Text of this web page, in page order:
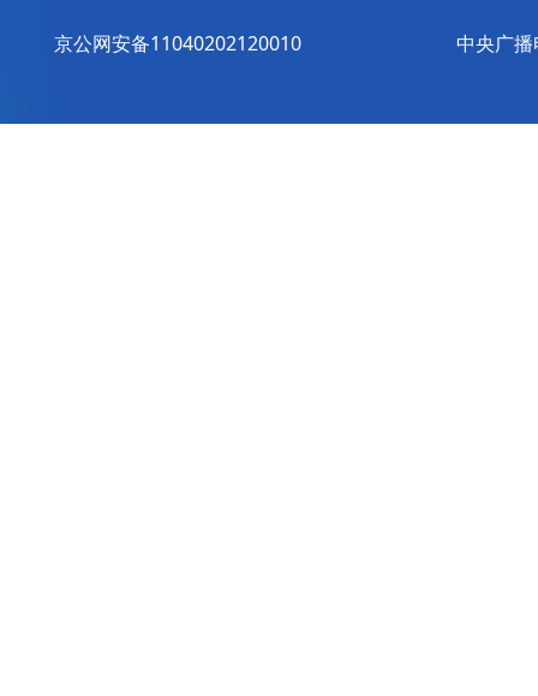
京公网安备11040202120010 中央广